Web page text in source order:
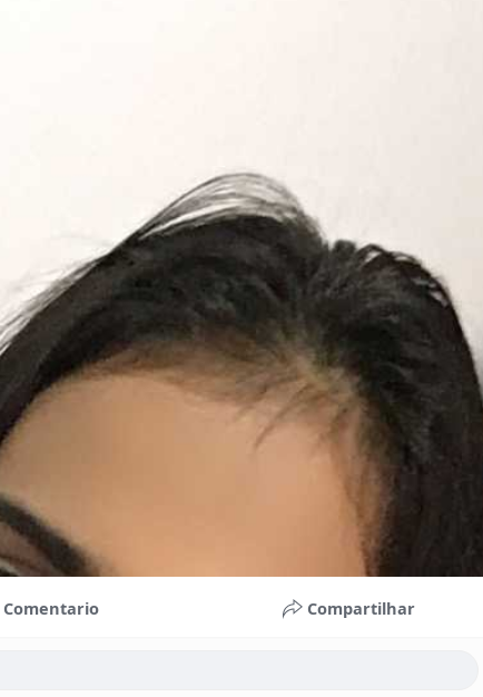
Comentario Compartilhar